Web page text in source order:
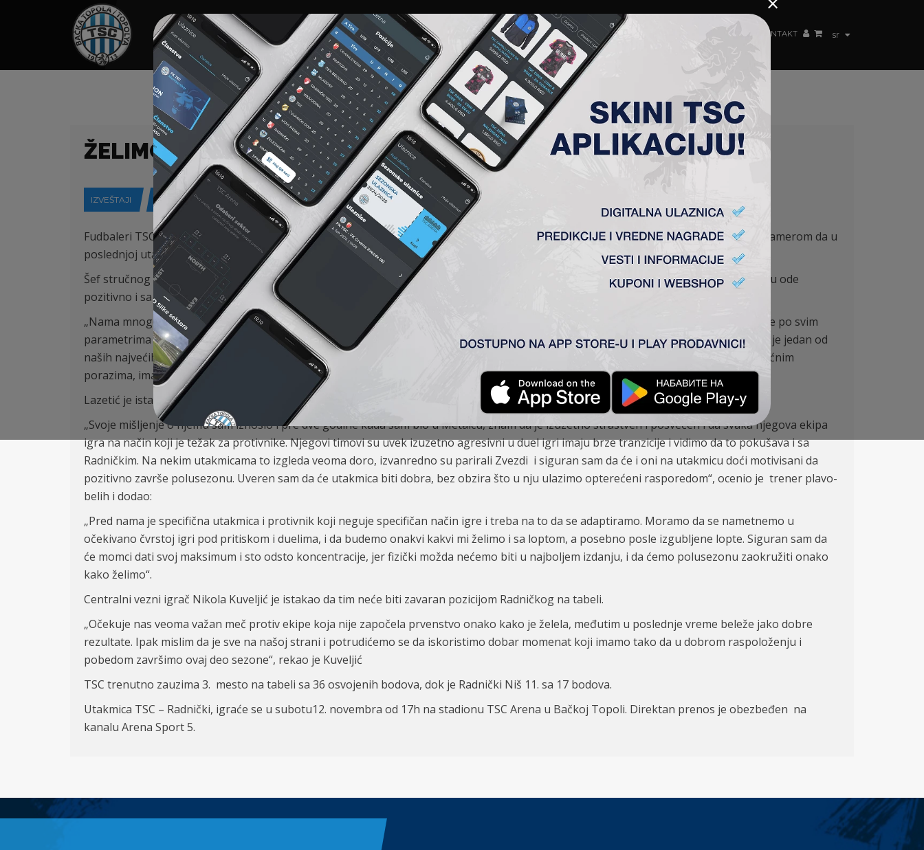
sr
HOME SPONZORI NEWS GALERIJE A TIM ČLANSTVO AKREDITACIJE KLUB AKADEMIJA ŽENSKI TIM KONTAKT
ŽELIMO DA POLUSEZONU ZAVRŠIMO POBEDOM
IZVEŠTAJI 11-11-2022
Fudbaleri TSC-a u subotu 12. novembra od 17h, dočekuju na svom stadionu Arena ekipu Radničkog iz Niša, u 19. kolu Superlige, sa namerom da u
poslednjoj utakmici jesenjeg dela prvenstva pokažu svoju dobru igru i osvoje nova tri boda.
Šef stručnog štaba Žarko Lazetić je naglasio da poslednja utakmica u sezoni uvek sa sobom nosi poseban motiv i želju da se na pauzu ode
pozitivno i sa pobedom.
„Nama mnogo znači što smo posle Partizana pobedili u Kupu i ušli među osam ekipa, tako da nam ostaje da ovaj deo prvenstva, koji je po svim
parametrima izuzetno dobar, ne pokvarimo. Dolazi nam ekipa koja je prošlu sezonu završila u Evropi, kao četvrta na tabeli, i po tome je jedan od
naših najvećih rivala, jer je to i naš cilj. Bez obzira na trenutnu poziciju u koju su dospeli verovatno opterećeni Evropom i nekim nesrećnim
porazima, imaju izuzetan kvalitet i jasno je da su tim za gornji deo tabele“, rekao je Lazetić.
Lazetić je istakao da veoma poštuje novog trenera Radničkog, Lalatovića i da poznaje njegov način igre.
„Svoje mišljenje o njemu sam iznosio i pre dve godine kada sam bio u Metalcu, znam da je izuzetno strastven i posvećen i da svaka njegova ekipa
igra na način koji je težak za protivnike. Njegovi timovi su uvek izuzetno agresivni u duel igri imaju brze tranzicije i vidimo da to pokušava i sa
Radničkim. Na nekim utakmicama to izgleda veoma doro, izvanredno su parirali Zvezdi i siguran sam da će i oni na utakmicu doći motivisani da
pozitivno završe polusezonu. Uveren sam da će utakmica biti dobra, bez obzira što u nju ulazimo opterećeni rasporedom“, ocenio je trener plavo-
belih i dodao:
„Pred nama je specifična utakmica i protivnik koji neguje specifičan način igre i treba na to da se adaptiramo. Moramo da se nametnemo u
očekivano čvrstoj igri pod pritiskom i duelima, i da budemo onakvi kakvi mi želimo i sa loptom, a posebno posle izgubljene lopte. Siguran sam da
će momci dati svoj maksimum i sto odsto koncentracije, jer fizički možda nećemo biti u najboljem izdanju, i da ćemo polusezonu zaokružiti onako
kako želimo“.
Centralni vezni igrač Nikola Kuveljić je istakao da tim neće biti zavaran pozicijom Radničkog na tabeli.
„Očekuje nas veoma važan meč protiv ekipe koja nije započela prvenstvo onako kako je želela, međutim u poslednje vreme beleže jako dobre
rezultate. Ipak mislim da je sve na našoj strani i potrudićemo se da iskoristimo dobar momenat koji imamo tako da u dobrom raspoloženju i
pobedom završimo ovaj deo sezone“, rekao je Kuveljić
TSC trenutno zauzima 3. mesto na tabeli sa 36 osvojenih bodova, dok je Radnički Niš 11. sa 17 bodova.
Utakmica TSC – Radnički, igraće se u subotu12. novembra od 17h na stadionu TSC Arena u Bačkoj Topoli. Direktan prenos je obezbeđen na
kanalu Arena Sport 5.